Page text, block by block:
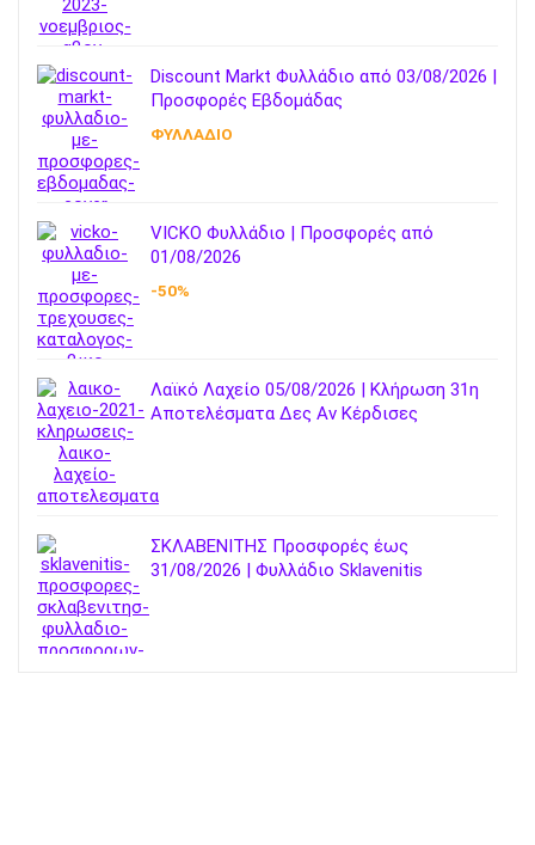
Discount Markt Φυλλάδιο από 03/08/2026 |
Προσφορές Εβδομάδας
ΦΥΛΛΑΔΙΟ
VICKO Φυλλάδιο | Προσφορές από
01/08/2026
-50%
Λαϊκό Λαχείο 05/08/2026 | Κλήρωση 31η
Αποτελέσματα Δες Αν Κέρδισες
ΣΚΛΑΒΕΝΙΤΗΣ Προσφορές έως
31/08/2026 | Φυλλάδιο Sklavenitis